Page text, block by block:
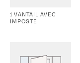
1 VANTAIL AVEC
IMPOSTE